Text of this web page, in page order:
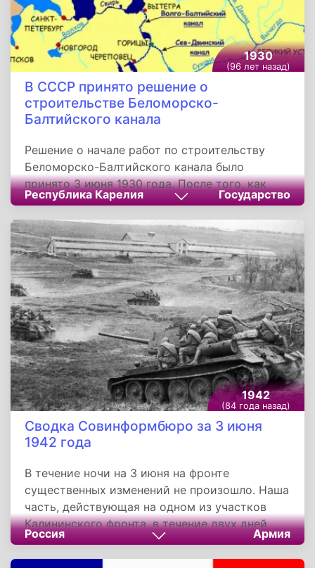
1930
(96 лет назад)
В СССР принято решение о
строительстве Беломорско-
Балтийского канала
Решение о начале работ по строительству
Беломорско-Балтийского канала было
принято 3 июня 1930 года. После того, как
были поданы на рассмотрение первые
эскизные проекты, начались работы по
проектированию на местности. Кураторами
стройки стали будущий нарком внутренних
дел СССР Генрих Ягода и начальник ГУЛАГа
Матвей Берман.
Республика Карелия Государство
1942
(84 года назад)
Сводка Совинформбюро за 3 июня
1942 года
В течение ночи на 3 июня на фронте
существенных изменений не произошло. Наша
часть, действующая на одном из участков
Калининского фронта, в течение двух дней
отразила несколько атак немецкой пехоты. В
результате боя сожжены 3 немецких танка и
Россия Армия